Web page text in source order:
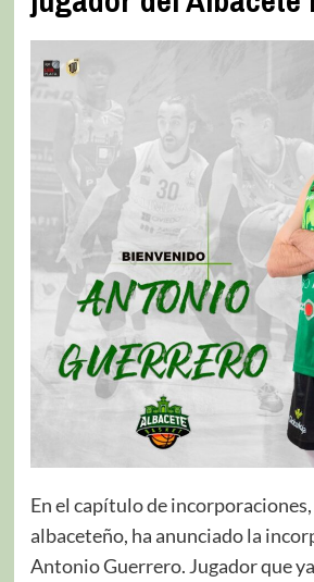
En el capítulo de
albaceteño, ha anunciado la
Antonio Guerrero. Jugador que